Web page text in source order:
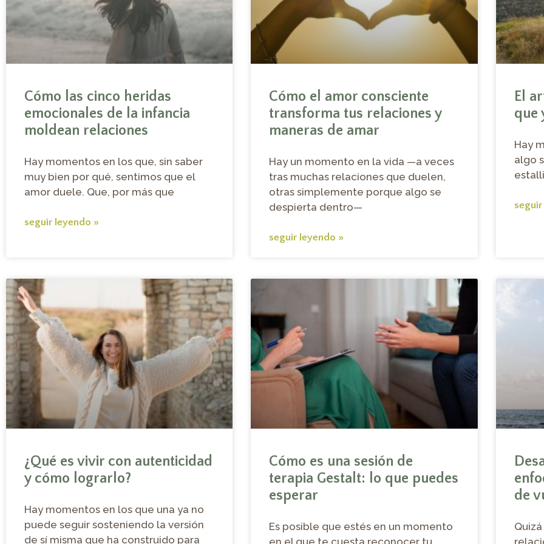
Cómo las cinco heridas
emocionales de la infancia
moldean relaciones
Hay momentos en los que, sin saber
muy bien por qué, sentimos que el
amor duele. Que, por más que
seguir leyendo »
Cómo el amor consciente
transforma tus relaciones y
maneras de amar
Hay un momento en la vida —a veces
tras muchas relaciones que duelen,
otras simplemente porque algo se
despierta dentro—
seguir leyendo »
El
que
Hay
algo
¿Qué es vivir con autenticidad
y cómo lograrlo?
Hay momentos en los que una ya no
puede seguir sosteniendo la versión
de sí misma que ha construido para
Cómo es una sesión de
terapia Gestalt: lo que puedes
esperar
Es posible que estés en un momento
en el que te cuesta reconocer tu
de